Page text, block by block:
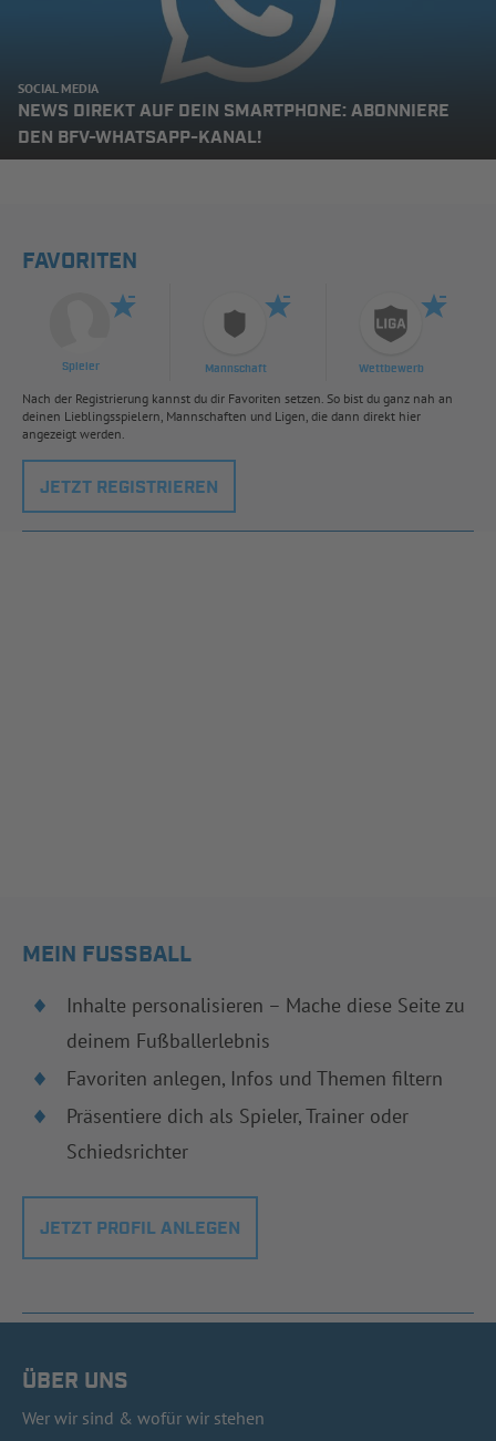
SOCIAL MEDIA
NEWS DIREKT AUF DEIN SMARTPHONE: ABONNIERE
DEN BFV-WHATSAPP-KANAL!
FAVORITEN
Spieler Mannschaft Wettbewerb
Nach der Registrierung kannst du dir Favoriten setzen. So bist du ganz nah an
deinen Lieblingsspielern, Mannschaften und Ligen, die dann direkt hier
angezeigt werden.
JETZT REGISTRIEREN
MEIN FUSSBALL
Inhalte personalisieren – Mache diese Seite zu
deinem Fußballerlebnis
Favoriten anlegen, Infos und Themen filtern
Präsentiere dich als Spieler, Trainer oder
Schiedsrichter
JETZT PROFIL ANLEGEN
ÜBER UNS
Wer wir sind & wofür wir stehen